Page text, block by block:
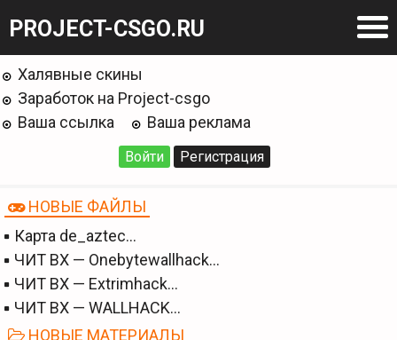
PROJECT-CSGO.RU
Халявные скины
Заработок на Project-csgo
Ваша ссылка
Ваша реклама
Войти Регистрация
НОВЫЕ ФАЙЛЫ
Карта de_aztec…
ЧИТ BX — Onebytewallhack…
ЧИТ BX — Extrimhack…
ЧИТ BX — WALLHACK…
НОВЫЕ МАТЕРИАЛЫ